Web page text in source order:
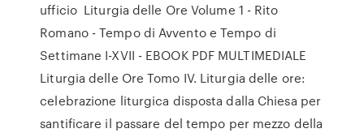
ufficio Liturgia delle Ore Volume 1 - Rito
Romano - Tempo di Avvento e Tempo di
Settimane I-XVII - EBOOK PDF MULTIMEDIALE
Liturgia delle Ore Tomo IV. Liturgia delle ore:
celebrazione liturgica disposta dalla Chiesa per
santificare il passare del tempo per mezzo della